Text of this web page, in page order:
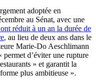
adoptée en
au Sénat, avec une
réduit à un an la durée de
, au lieu de deux ans dans le
Marie-Do Aeschlimann
d’éviter une rupture
» et garantit la
plus ambitieuse ».